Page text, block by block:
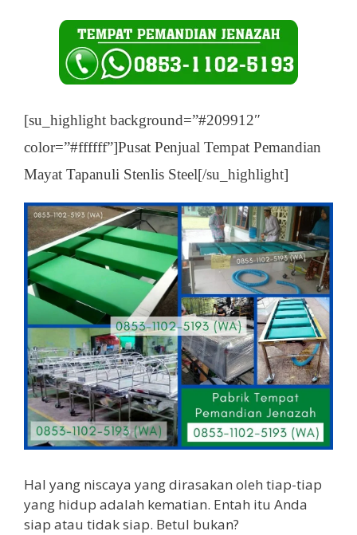
[su_highlight background=”#209912″
color=”#ffffff”]Pusat Penjual Tempat Pemandian
Mayat Tapanuli Stenlis Steel[/su_highlight]
Hal yang niscaya yang dirasakan oleh tiap-tiap
yang hidup adalah kematian. Entah itu Anda
siap atau tidak siap. Betul bukan?